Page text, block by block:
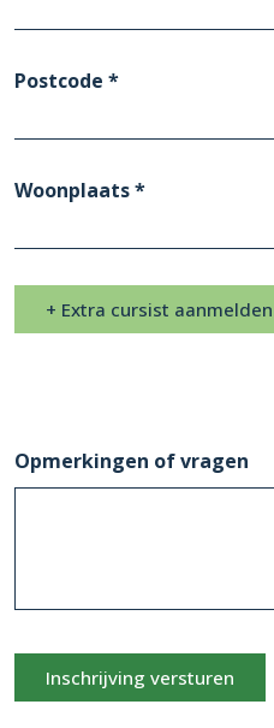
Postcode *
Woonplaats *
+ Extra cursist aanmelden
Opmerkingen of vragen
Inschrijving versturen